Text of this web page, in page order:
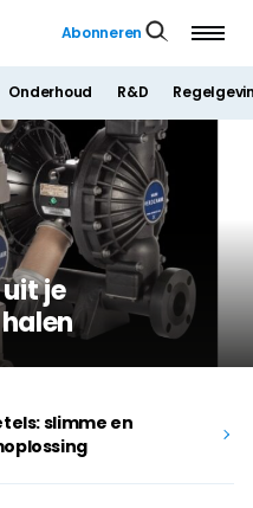
Abonneren
Onderhoud R&D
je
slimme en